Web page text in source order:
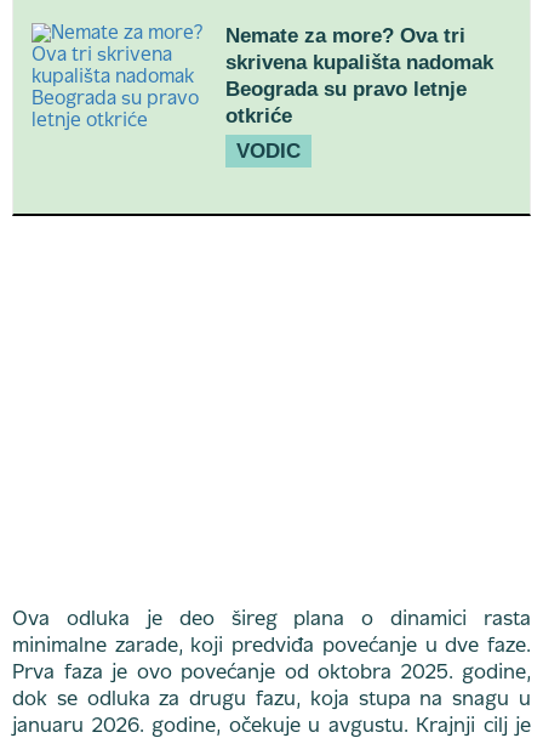
Nemate za more? Ova tri
skrivena kupališta nadomak
Beograda su pravo letnje
otkriće
VODIC
Ova odluka je deo šireg plana o dinamici rasta
minimalne zarade, koji predviđa povećanje u dve faze.
Prva faza je ovo povećanje od oktobra 2025. godine,
dok se odluka za drugu fazu, koja stupa na snagu u
januaru 2026. godine, očekuje u avgustu. Krajnji cilj je